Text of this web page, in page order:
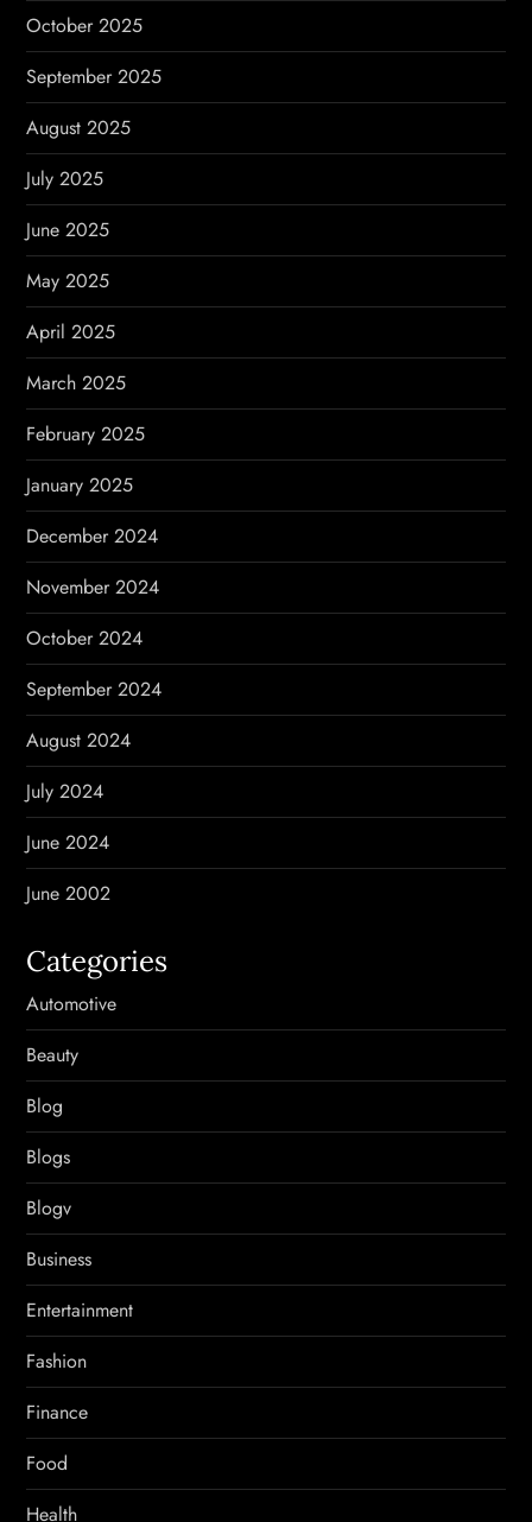
October 2025
September 2025
August 2025
July 2025
June 2025
May 2025
April 2025
March 2025
February 2025
January 2025
December 2024
November 2024
October 2024
September 2024
August 2024
July 2024
June 2024
June 2002
Categories
Automotive
Beauty
Blog
Blogs
Blogv
Business
Entertainment
Fashion
Finance
Food
Health